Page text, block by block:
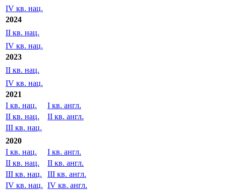
IV кв. нац.
2024
II кв. нац.
IV кв. нац.
2023
II кв. нац.
IV кв. нац.
2021
I кв. нац.
I кв. англ.
II кв. нац.
II кв. англ.
III кв. нац.
2020
I кв. нац.
I кв. англ.
II кв. нац.
II кв. англ.
III кв. нац.
III кв. англ.
IV кв. нац. IV кв. англ.